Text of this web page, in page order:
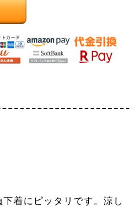
着にピッタリです。涼し